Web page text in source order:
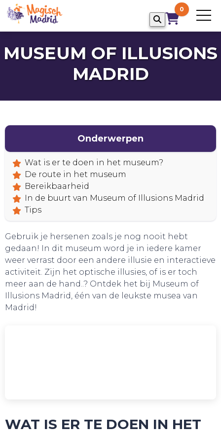
0
MUSEUM OF ILLUSIONS
MADRID
Onderwerpen
Wat is er te doen in het museum?
De route in het museum
Bereikbaarheid
In de buurt van Museum of Illusions Madrid
Tips
Gebruik je hersenen zoals je nog nooit hebt
gedaan! In dit museum word je in iedere kamer
weer verrast door een andere illusie en interactieve
activiteit. Zijn het optische illusies, of is er toch
meer aan de hand..? Ontdek het bij Museum of
Illusions Madrid, één van de leukste musea van
Madrid!
WAT IS ER TE DOEN IN HET